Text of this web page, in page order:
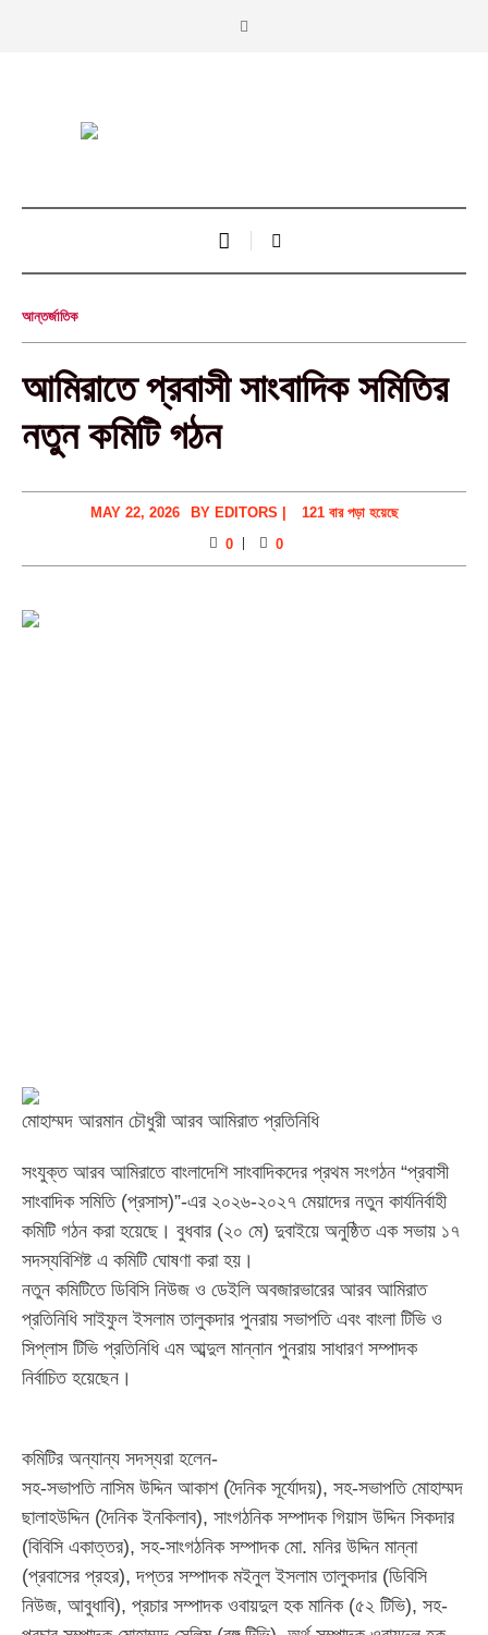
আন্তর্জাতিক
আমিরাতে প্রবাসী সাংবাদিক সমিতির
নতুন কমিটি গঠন
MAY 22, 2026 BY EDITORS
121 বার পড়া হয়েছে
0
0
মোহাম্মদ আরমান চৌধুরী আরব আমিরাত প্রতিনিধি
সংযুক্ত আরব আমিরাতে বাংলাদেশি সাংবাদিকদের প্রথম সংগঠন “প্রবাসী
সাংবাদিক সমিতি (প্রসাস)”-এর ২০২৬-২০২৭ মেয়াদের নতুন কার্যনির্বাহী
কমিটি গঠন করা হয়েছে। বুধবার (২০ মে) দুবাইয়ে অনুষ্ঠিত এক সভায় ১৭
সদস্যবিশিষ্ট এ কমিটি ঘোষণা করা হয়।
নতুন কমিটিতে ডিবিসি নিউজ ও ডেইলি অবজারভারের আরব আমিরাত
প্রতিনিধি সাইফুল ইসলাম তালুকদার পুনরায় সভাপতি এবং বাংলা টিভি ও
সিপ্লাস টিভি প্রতিনিধি এম আব্দুল মান্নান পুনরায় সাধারণ সম্পাদক
নির্বাচিত হয়েছেন।
কমিটির অন্যান্য সদস্যরা হলেন-
সহ-সভাপতি নাসিম উদ্দিন আকাশ (দৈনিক সূর্যোদয়), সহ-সভাপতি মোহাম্মদ
ছালাহউদ্দিন (দৈনিক ইনকিলাব), সাংগঠনিক সম্পাদক গিয়াস উদ্দিন সিকদার
(বিবিসি একাত্তর), সহ-সাংগঠনিক সম্পাদক মো. মনির উদ্দিন মান্না
(প্রবাসের প্রহর), দপ্তর সম্পাদক মইনুল ইসলাম তালুকদার (ডিবিসি
নিউজ, আবুধাবি), প্রচার সম্পাদক ওবায়দুল হক মানিক (৫২ টিভি), সহ-